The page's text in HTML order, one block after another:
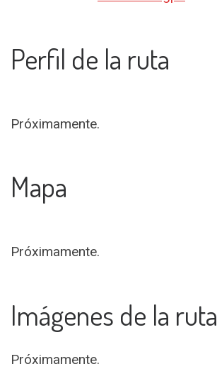
Perfil de la ruta
Próximamente.
Mapa
Próximamente.
Imágenes de la ruta
Próximamente.